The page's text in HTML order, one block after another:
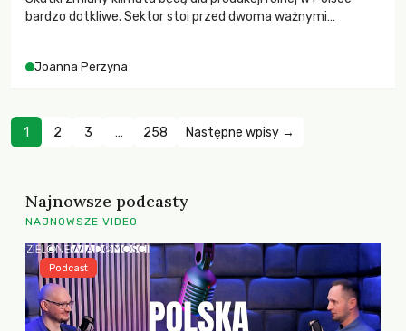
bardzo dotkliwe. Sektor stoi przed dwoma ważnymi
zachodzących zmian klimatycznych. Wymagać to będzie
Joanna Perzyna
1 2 3 … 258 Następne wpisy →
Najnowsze podcasty
NAJNOWSZE VIDEO
Podcast